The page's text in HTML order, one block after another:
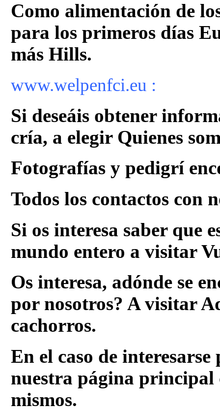
Como alimentación de
para los primeros días
más Hills.
www.welpenfci.eu :
Si deseáis obtener
cría, a elegir Quienes
Fotografías y pedigrí
Todos los contactos con
Si os interesa saber que
mundo entero a visitar
Os interesa, adónde se
por nosotros? A visitar
cachorros.
En el caso de
nuestra página principal
mismos.